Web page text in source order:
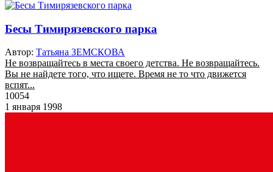
Бесы Тимирязевского парка
Автор: Татьяна ЗЕМСКОВА
Не возвращайтесь в места своего детства. Не возвращайтесь.
Вы не найдете того, что ищете. Время не то что движется
вспят...
10054
1 января 1998